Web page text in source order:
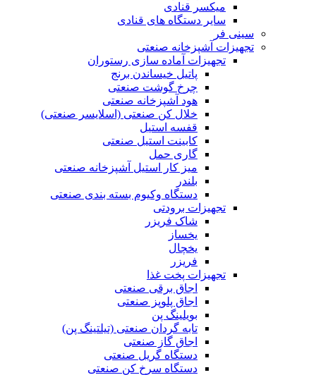
میکسر قنادی
سایر دستگاه های قنادی
سینی فر
تجهیزات آشپزخانه صنعتی
تجهیزات آماده سازی رستوران
پاتیل خیساندن برنج
چرخ گوشت صنعتی
هود آشپزخانه صنعتی
خلال کن صنعتی (اسلایسر صنعتی)
قفسه استیل
کابینت استیل صنعتی
گاری حمل
میز کار استیل آشپزخانه صنعتی
بلندر
دستگاه وکیوم بسته بندی صنعتی
تجهیزات برودتی
شاک فریزر
یخساز
یخچال
فریزر
تجهیزات پخت غذا
اجاق برقی صنعتی
اجاق پلوپز صنعتی
بویلینگ پن
تابه گردان صنعتی (تيلتينگ پن)
اجاق گاز صنعتی
دستگاه گریل صنعتی
دستگاه سرخ کن صنعتی